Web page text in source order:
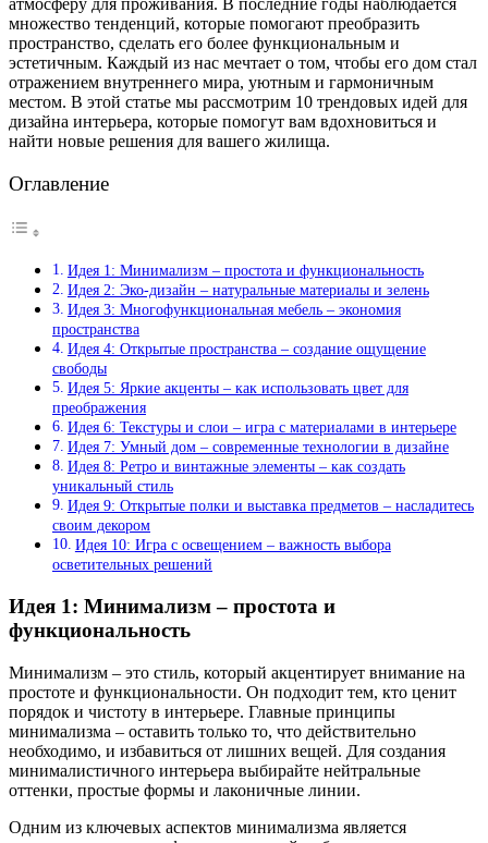
множество тенденций, которые помогают преобразить
пространство, сделать его более функциональным и
эстетичным. Каждый из нас мечтает о том, чтобы его дом стал
отражением внутреннего мира, уютным и гармоничным
местом. В этой статье мы рассмотрим 10 трендовых идей для
дизайна интерьера, которые помогут вам вдохновиться и
найти новые решения для вашего жилища.
Оглавление
Идея 1: Минимализм – простота и функциональность
Идея 2: Эко-дизайн – натуральные материалы и зелень
Идея 3: Многофункциональная мебель – экономия
пространства
Идея 4: Открытые пространства – создание ощущение
свободы
Идея 5: Яркие акценты – как использовать цвет для
преображения
Идея 6: Текстуры и слои – игра с материалами в интерьере
Идея 7: Умный дом – современные технологии в дизайне
Идея 8: Ретро и винтажные элементы – как создать
уникальный стиль
Идея 9: Открытые полки и выставка предметов – насладитесь
своим декором
Идея 10: Игра с освещением – важность выбора
осветительных решений
Идея 1: Минимализм – простота и
функциональность
Минимализм – это стиль, который акцентирует внимание на
простоте и функциональности. Он подходит тем, кто ценит
порядок и чистоту в интерьере. Главные принципы
минимализма – оставить только то, что действительно
необходимо, и избавиться от лишних вещей. Для создания
минималистичного интерьера выбирайте нейтральные
оттенки, простые формы и лаконичные линии.
Одним из ключевых аспектов минимализма является